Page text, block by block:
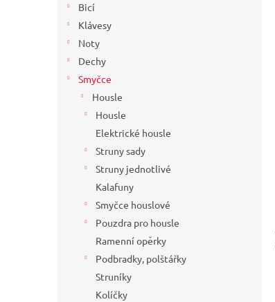
Bicí
Klávesy
Noty
Dechy
Smyčce
Housle
Housle
Elektrické housle
Struny sady
Struny jednotlivé
Kalafuny
Smyčce houslové
Pouzdra pro housle
Ramenní opěrky
Podbradky, polštářky
Struníky
Kolíčky